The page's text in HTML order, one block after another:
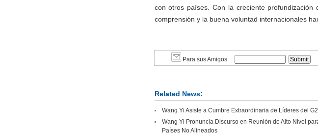
con otros países. Con la creciente
comprensión y la buena voluntad internacionales
Para sus Amigos
Related News:
Wang Yi Asiste a Cumbre Extraordinaria de Líderes del
Wang Yi Pronuncia Discurso en Reunión de Alto Nivel
Países No Alineados